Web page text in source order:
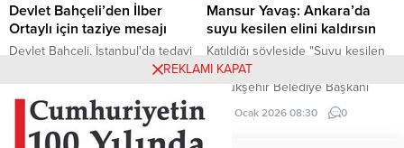
merkezi...
Devlet Bahçeli’den İlber
Ortaylı için taziye mesajı
Devlet Bahçeli, İstanbul'da tedavi
gördüğü hastanede hayatını
için taziye mesajı yayımladı.
14 Mart 2026 00:00 0
Mansur Yavaş: Ankara’da
suyu kesilen elini kaldırsın
Katıldığı söyleşide "Suyu kesilen
elini kaldırsın" diyen Ankara
Büyükşehir Belediye Başkanı
Mansur Yavaş, gençlerin yarısının
elini kaldırması sonucu neye
29 Ocak 2026 08:30 0
REKLAMI KAPAT